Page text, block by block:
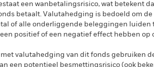
een wanbetalingsrisico, wat betekent
betaalt. Valutahedging is bedoeld om
of alle onderliggende beleggingen
positief of een negatief effect hebben op
valutahedging van dit fonds gebruiken
een potentieel besmettingsrisico (ook